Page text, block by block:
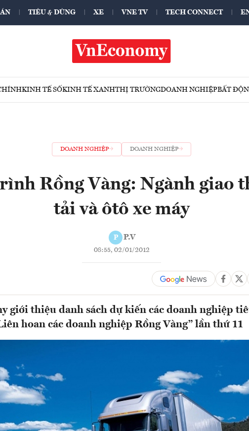
TIÊU & DÙNG XE VNE TV TECH CONNECT
KINH TẾ SỐKINH TẾ XANHTHỊ TRƯỜNGDOANH NGHIỆPBẤT
DOANH NGHIỆP DOANH NGHIỆP
Rồng Vàng: Ngành giao
tải và ôtô xe máy
P P.V
08:55, 02/01/2012
giới thiệu danh sách dự kiến các doanh nghiệp
hoan các doanh nghiệp Rồng Vàng” lần thứ 11